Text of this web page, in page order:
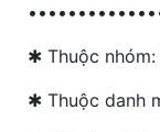
✱ Thuộc nhóm:
✱ Thuộc danh